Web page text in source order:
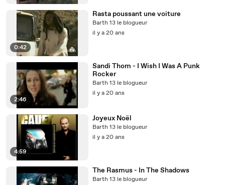
0:42
Rasta poussant une voiture
Barth 13 le blogueur
il y a 20 ans
2:46
Sandi Thom - I Wish I Was A Punk
Rocker
Barth 13 le blogueur
il y a 20 ans
4:59
Joyeux Noël
Barth 13 le blogueur
il y a 20 ans
The Rasmus - In The Shadows
Barth 13 le blogueur